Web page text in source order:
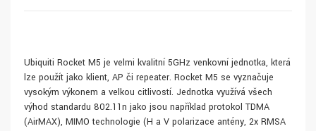
Ubiquiti Rocket M5 je velmi kvalitní 5GHz venkovní jednotka, která
lze použít jako klient, AP či repeater. Rocket M5 se vyznačuje
vysokým výkonem a velkou citlivostí. Jednotka využívá všech
výhod standardu 802.11n jako jsou například protokol TDMA
(AirMAX), MIMO technologie (H a V polarizace antény, 2x RMSA